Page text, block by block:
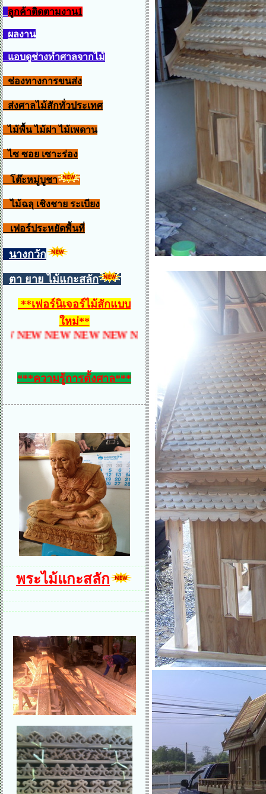
ลูกค้าติดตามงาน1
ผลงาน
แอบดูช่างทำศาลจากไม้
ช่องทางการขนส่ง
ส่งศาลไม้สักทั่วประเทศ
ไม้พื้น ไม้ฝา ไม้เพดาน
ไซ ซอย เซาะร่อง
โต๊ะหมู่บูชา
ไม้ฉลุ เชิงชาย ระเบียง
เฟอร์ประหยัดพื้นที่
นางกวัก
ตา ยาย ไม้แกะสลัก
**เฟอร์นิเจอร์ไม้สักแบบ
ใหม่**
NEW NEW NEW NEW NEW NEW NEW NEW
***ความรู้การตั้งศาล***
พระไม้แกะสลัก